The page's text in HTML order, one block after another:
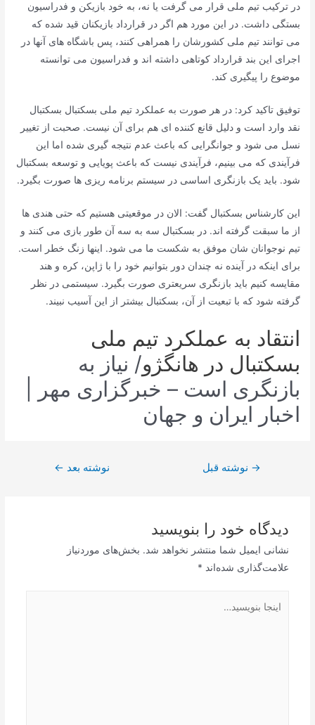
در ترکیب تیم ملی قرار می گرفت یا نه، به خود بازیکن و فدراسیون
بستگی داشت. در این مورد هم اگر در قرارداد بازیکنان قید شده که
می توانند تیم ملی کشورشان را همراهی کنند، پس باشگاه های آنها در
اجرای این بند قرارداد کوتاهی داشته اند و فدراسیون می توانسته
موضوع را پیگیری کند.
توفیق تاکید کرد: در هر صورت به عملکرد تیم ملی بسکتبال بسکتبال
نقد وارد است و دلیل قانع کننده ای هم برای آن نیست. صحبت از تغییر
نسل می شود و جوانگرایی که باعث عدم نتیجه گیری شده اما این
فرآیندی که می بینیم، فرآیندی نیست که باعث پویایی و توسعه بسکتبال
شود. باید یک بازنگری اساسی در سیستم برنامه ریزی ها صورت بگیرد.
این کارشناس بسکتبال گفت: الان در موقعیتی هستیم که حتی هندی ها
از ما سبقت گرفته اند. در بسکتبال سه به سه آن طور بازی می کنند و
تیم نوجوانان شان موفق به شکست ما می شود. اینها زنگ خطر است.
برای اینکه در آینده نه چندان دور بتوانیم خود را با ژاپن، کره و هند
مقایسه کنیم باید بازنگری سریعتری صورت بگیرد. سیستمی در نظر
گرفته شود که با تبعیت از آن، بسکتبال بیشتر از این آسیب نبیند.
انتقاد به عملکرد تیم ملی
بسکتبال در هانگژو/ نیاز به
بازنگری است – خبرگزاری مهر |
اخبار ایران و جهان
راهبری→ نوشته قبل نوشته بعد ←
دیدگاه‌ خود را بنویسید
نشانی ایمیل شما منتشر نخواهد شد. بخش‌های موردنیاز
علامت‌گذاری شده‌اند *
بنویسید…